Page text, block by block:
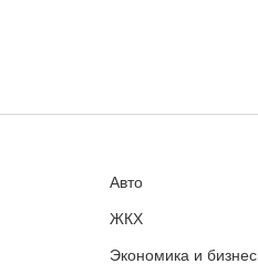
Авто
ЖКХ
Экономика и бизнес